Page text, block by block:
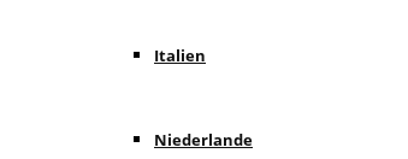
Italien
Niederlande